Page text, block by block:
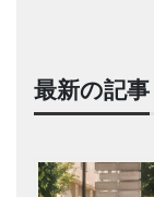
最新の記事